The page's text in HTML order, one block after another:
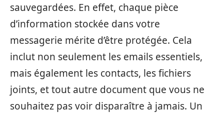
sauvegardées. En effet, chaque pièce
d’information stockée dans votre
messagerie mérite d’être protégée. Cela
inclut non seulement les emails essentiels,
mais également les contacts, les fichiers
joints, et tout autre document que vous ne
souhaitez pas voir disparaître à jamais. Un